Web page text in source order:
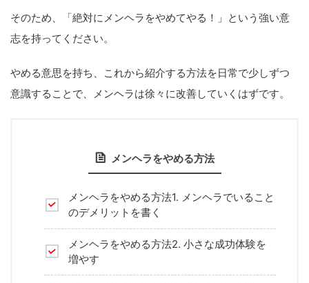
そのため、「絶対にメンヘラをやめてやる！」という強い意
志を持ってください。
やめる意思を持ち、これから紹介する方法を日常で少しずつ
意識することで、メンヘラは徐々に改善していくはずです。
メンヘラをやめる方法
メンヘラをやめる方法1. メンヘラでいること
のデメリットを書く
メンヘラをやめる方法2. 小さな成功体験を
増やす